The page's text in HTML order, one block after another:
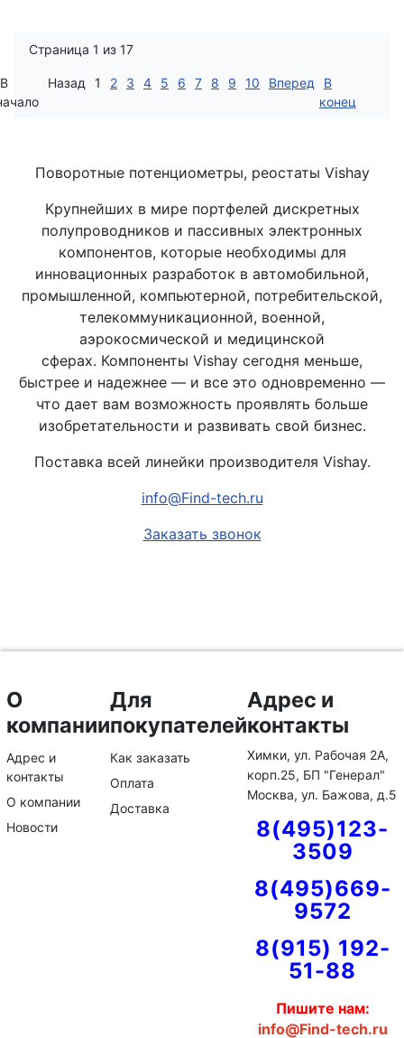
Страница 1 из 17
В
Назад 1 2 3 4 5 6 7 8 9 10 Вперед
В
конец
Поворотные потенциометры, реостаты Vishay
Крупнейших в мире портфелей дискретных
полупроводников и пассивных электронных
компонентов, которые необходимы для
инновационных разработок в автомобильной,
промышленной, компьютерной, потребительской,
телекоммуникационной, военной,
аэрокосмической и медицинской
сферах. Компоненты Vishay сегодня меньше,
быстрее и надежнее — и все это одновременно —
что дает вам возможность проявлять больше
изобретательности и развивать свой бизнес.
Поставка всей линейки производителя Vishay.
info@Find-tech.ru
Заказать звонок
О
компании
Адрес и
контакты
О компании
Новости
Для
покупателей
Как заказать
Оплата
Доставка
Адрес и
контакты
Химки, ул. Рабочая 2А,
корп.25, БП "Генерал"
Москва, ул. Бажова, д.5
8(495)123-
3509
8(495)669-
9572
8(915) 192-
51-88
Пишите нам:
info@Find-tech.ru